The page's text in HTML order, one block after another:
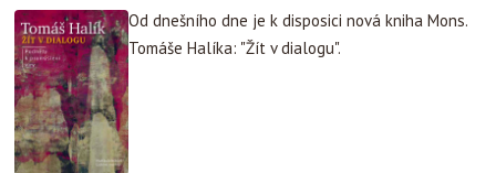
Od dnešního dne je k disposici nová kniha Mons.
Tomáše Halíka: "Žít v dialogu".